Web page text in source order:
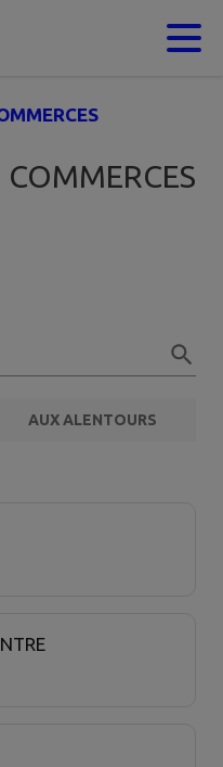
COMMERCES
AUX ALENTOURS